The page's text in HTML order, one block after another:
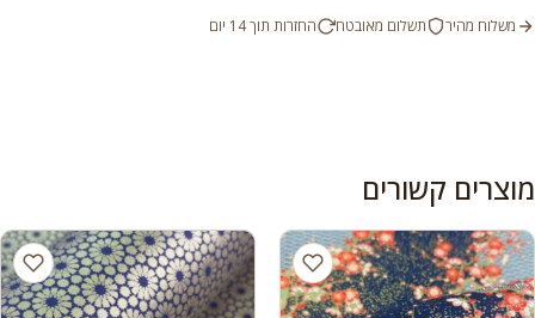
משלוח מהיר תשלום מאובטח החזרות תוך 14 יום
מוצרים קשורים